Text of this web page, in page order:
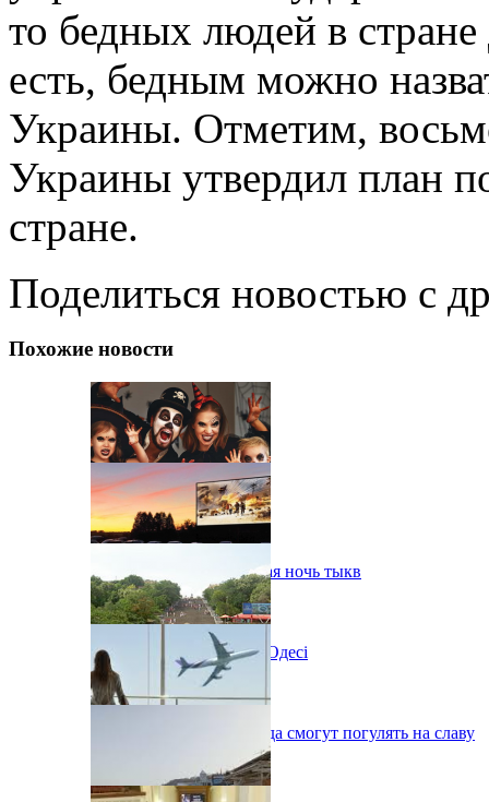
то бедных людей в
есть, бедным можно
Украины. Отметим,
Украины утвердил план
стране.
Поделиться новостью с
Похожие новости
В Одессе пройдет шестая ночь тыкв
Новий автокінотеатр в Одесі
Одесситы на День города смогут погулять на славу